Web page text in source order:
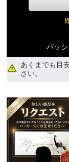
バッ
あくまでも目
さい。
13,840円(税
13,840円(税込)